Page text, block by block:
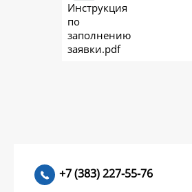
Инструкция
по
заполнению
заявки.pdf
+7 (383) 227-55-76